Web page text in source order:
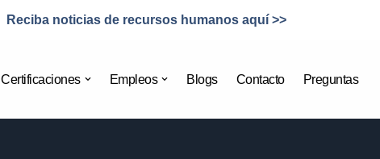
Reciba noticias de recursos humanos aquí >>
Certificaciones Empleos Blogs Contacto Preguntas